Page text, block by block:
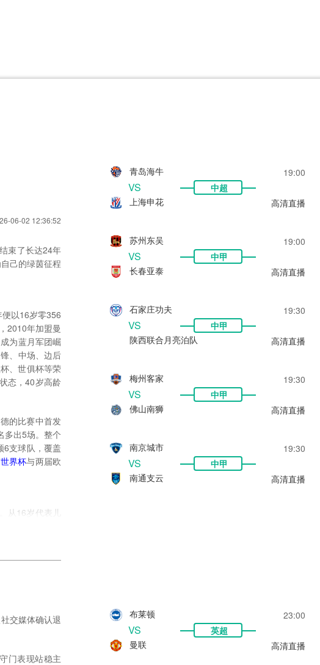
欧联杯 巴西甲
瑞典超
06-02 12:36:52
束了长达24年
己的绿茵征程
以16岁零356
2010年加盟曼
为蓝月军团崛
、中场、边后
、世俱杯等荣
态，40岁高龄
的比赛中首发
多出5场。整个
6支球队，覆盖
世界杯与两届欧
从16岁代表儿
米尔纳经过深
生涯，诠释了
24载绿茵坚
交媒体确认退
门表现站稳主
青岛海牛 19:00
VS
中超
上海申花
高清直播
苏州东吴 19:00
VS
中甲
长春亚泰
高清直播
石家庄功夫 19:30
VS
中甲
陕西联合月亮泊队
高清直播
梅州客家 19:30
VS
中甲
佛山南狮
高清直播
南京城市 19:30
VS
中甲
南通支云
高清直播
布莱顿 23:00
VS
英超
曼联
高清直播